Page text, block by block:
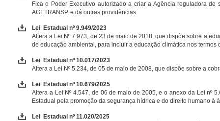
Fica o Poder Executivo autorizado a criar a Agência reguladora
AGETRANSP, e dá outras providências.
Lei Estadual nº 9.949/2023
Altera a Lei Nº 7.973, de 23 de maio de 2018, que dispõe sobre a
de educação ambiental, para incluir a educação climática nos termos
Lei Estadual nº 10.017/2023
Altera a Lei Nº 5.234, de 05 de maio de 2008, que dispõe sobre a
Lei Estadual nº 10.679/2025
Altera a Lei Nº 4.547, de 06 de maio de 2005, e o anexo da Lei nº
Estadual pela promoção da segurança hídrica e do direito humano à
Lei Estadual nº 11.020/2025